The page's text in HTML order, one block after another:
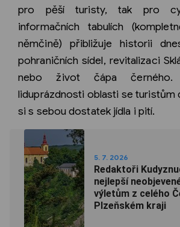
pro pěší turisty, tak pro
informačních tabulích
němčině) přibližuje historii
pohraničních sídel, revitalizaci
nebo život čápa černého.
liduprázdnosti oblasti se turistům
si s sebou dostatek jídla i pití.
5. 7. 2026
Redaktoři
nejlepší
výletům z celého
Plzeňském kraji